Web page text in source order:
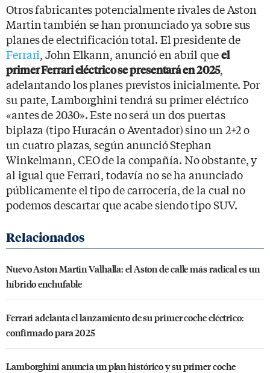
Otros fabricantes potencialmente rivales de Aston
Martin también se han pronunciado ya sobre sus
planes de electrificación total. El presidente de
Ferrari, John Elkann, anunció en abril queel
primer Ferrari eléctrico se presentará en 2025,
adelantando los planes previstos inicialmente. Por
su parte, Lamborghini tendrá su primer eléctrico
«antes de 2030». Este no será un dos puertas
biplaza (tipo Huracán o Aventador) sino un 2+2 o
un cuatro plazas, según anuncióStephan
Winkelmann, CEO de la compañía. No obstante, y
al igual que Ferrari, todavía no se ha anunciado
públicamente el tipo de carrocería, de la cual no
podemos descartar que acabe siendo tipo SUV.
Nuevo Aston Martin Valhalla: el Aston de calle más radical es un
híbrido enchufable
Ferrari adelanta el lanzamiento de su primer coche eléctrico:
confirmado para 2025
Lamborghini anuncia un plan histórico y su primer coche